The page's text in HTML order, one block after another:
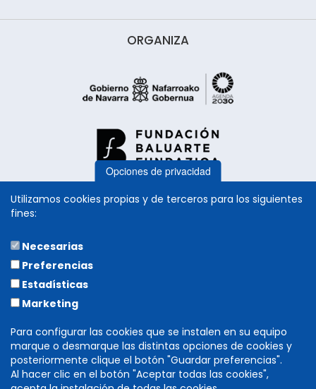
ORGANIZA
Opciones de privacidad
Utilizamos cookies propias y de terceros para los siguientes
fines:
Necesarias
Preferencias
Estadísticas
Marketing
Para configurar las cookies que se instalen en su equipo
marque o desmarque las distintas opciones de cookies y
posteriormente clique el botón "Guardar preferencias".
Al hacer clic en el botón "Aceptar todas las cookies",